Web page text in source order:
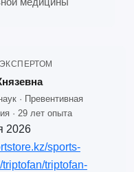
· Превентивная
· 29 лет опыта
2026
sports-
triptofan-